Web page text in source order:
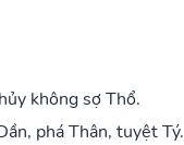
không sợ Thổ.
phá Thân, tuyệt Tý.